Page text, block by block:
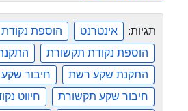
ל
מ
ה
ל
ס
ד
ו
ח
ת
ר
ל
ס
תגיות: אינטרנט
הוספת
הוספת נקודת תקשורת
התקנת שקע רשת
חיבור
חיבור שקע תקשורת
חיווט